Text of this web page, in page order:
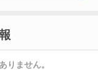
りません。